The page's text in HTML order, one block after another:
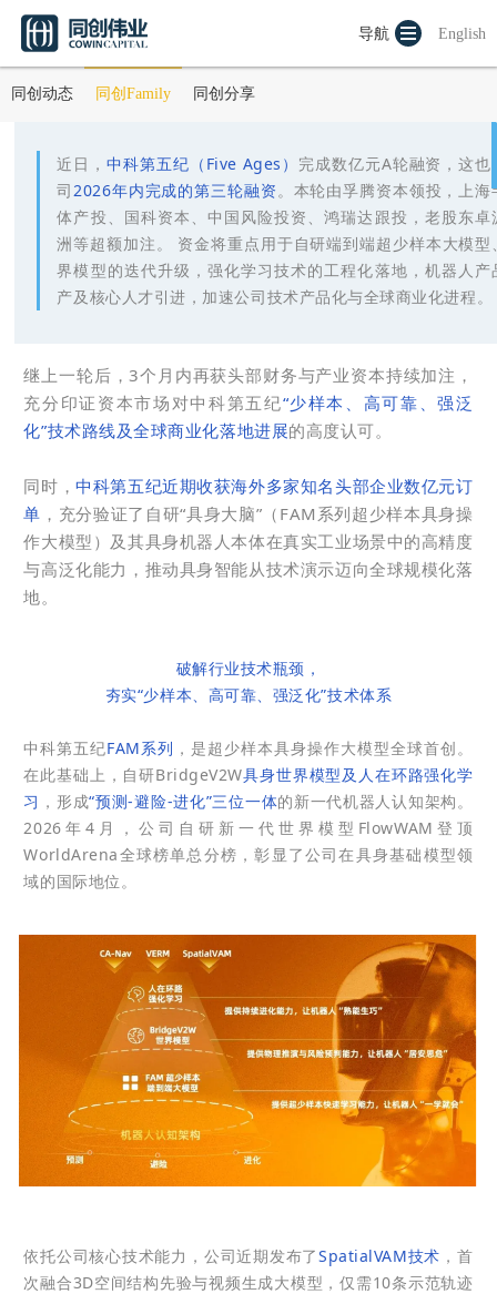
English
导航
同创动态 同创Family 同创分享
【同创Family】「中科第五纪」完成数亿元A轮融资，开
启“少样本”技术海外商业化落地
发布时间：2026-05-27
近日，中科第五纪（Five Ages） 完成数亿元A轮融资，这也
司2026年内完成的第三轮融资。本轮由孚腾资本领投，上海
体产投、国科资本、中国风险投资、鸿瑞达跟投，老股东卓
洲等超额加注。 资金将重点用于自研端到端超少样本大模型
界模型的迭代升级，强化学习技术的工程化落地，机器人产
产及核心人才引进，加速公司技术产品化与全球商业化进程。
继上一轮后，3个月内再获头部财务与产业资本持续加注，
充分印证资本市场对中科第五纪“少样本、高可靠、强泛
化”技术路线及全球商业化落地进展的高度认可。
同时，中科第五纪近期收获海外多家知名头部企业数亿元订
单 ，充分验证了自研“具身大脑”（FAM系列超少样本具身操
作大模型）及其具身机器人本体在真实工业场景中的高精度
与高泛化能力，推动具身智能从技术演示迈向全球规模化落
地。
破解行业技术瓶颈，
夯实“少样本、高可靠、强泛化”技术体系
中科第五纪FAM系列 ，是超少样本具身操作大模型全球首创。
在此基础上，自研BridgeV2W具身世界模型及人在环路强化学
习 ，形成“预测-避险-进化”三位一体的新一代机器人认知架构。
2026年4月，公司自研新一代世界模型FlowWAM登顶
WorldArena全球榜单总分榜，彰显了公司在具身基础模型领
域的国际地位。
依托公司核心技术能力，公司近期发布了SpatialVAM技术 ，首
次融合3D空间结构先验与视频生成大模型，仅需10条示范轨迹